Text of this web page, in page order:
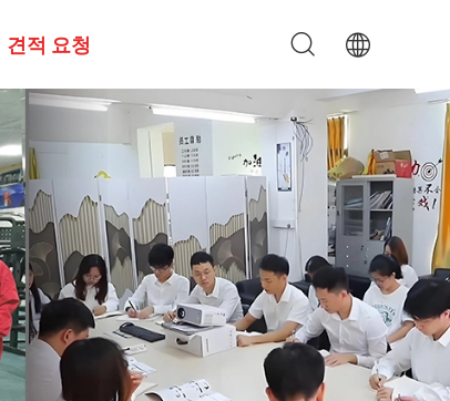
견적 요청